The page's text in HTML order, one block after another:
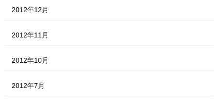
2012年12月
2012年11月
2012年10月
2012年7月